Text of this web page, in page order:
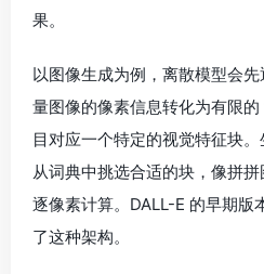
果。
以图像生成为例，离散模型会
量图像的像素信息转化为有限的
目对应一个特定的视觉特征块
从词典中挑选合适的块，像拼
逐像素计算。DALL-E 的早期版
了这种架构。